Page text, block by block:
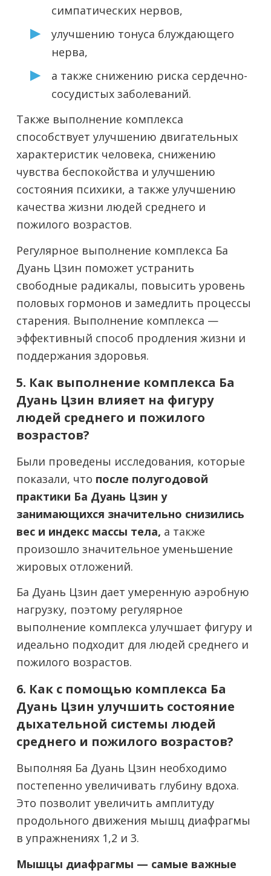
симпатических нервов,
улучшению тонуса блуждающего
нерва,
а также снижению риска сердечно-
сосудистых заболеваний.
Также выполнение комплекса
способствует улучшению двигательных
характеристик человека, снижению
чувства беспокойства и улучшению
состояния психики, а также улучшению
качества жизни людей среднего и
пожилого возрастов.
Регулярное выполнение комплекса Ба
Дуань Цзин поможет устранить
свободные радикалы, повысить уровень
половых гормонов и замедлить процессы
старения. Выполнение комплекса —
эффективный способ продления жизни и
поддержания здоровья.
5. Как выполнение комплекса Ба
Дуань Цзин влияет на фигуру
людей среднего и пожилого
возрастов?
Были проведены исследования, которые
показали, что после полугодовой
практики Ба Дуань Цзин у
занимающихся значительно снизились
вес и индекс массы тела, а также
произошло значительное уменьшение
жировых отложений.
Ба Дуань Цзин дает умеренную аэробную
нагрузку, поэтому регулярное
выполнение комплекса улучшает фигуру и
идеально подходит для людей среднего и
пожилого возрастов.
6. Как с помощью комплекса Ба
Дуань Цзин улучшить состояние
дыхательной системы людей
среднего и пожилого возрастов?
Выполняя Ба Дуань Цзин необходимо
постепенно увеличивать глубину вдоха.
Это позволит увеличить амплитуду
продольного движения мышц диафрагмы
в упражнениях 1,2 и 3.
Мышцы диафрагмы — самые важные